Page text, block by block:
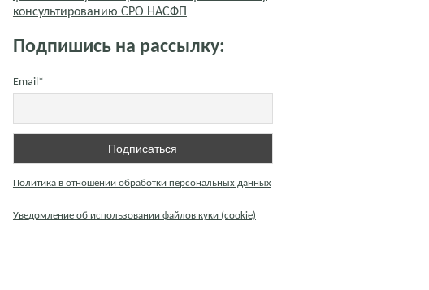
консультированию СРО НАСФП
Подпишись на рассылку:
Email*
Политика в отношении обработки персональных данных
Уведомление об использовании файлов куки (cookie)